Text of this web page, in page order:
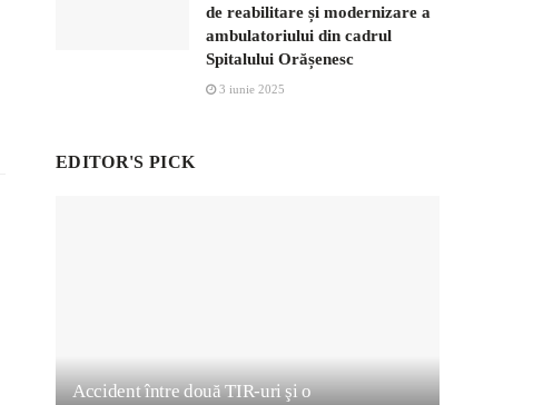
de reabilitare și modernizare a
ambulatoriului din cadrul
Spitalului Orășenesc
3 iunie 2025
EDITOR'S PICK
Accident între două TIR-uri şi o